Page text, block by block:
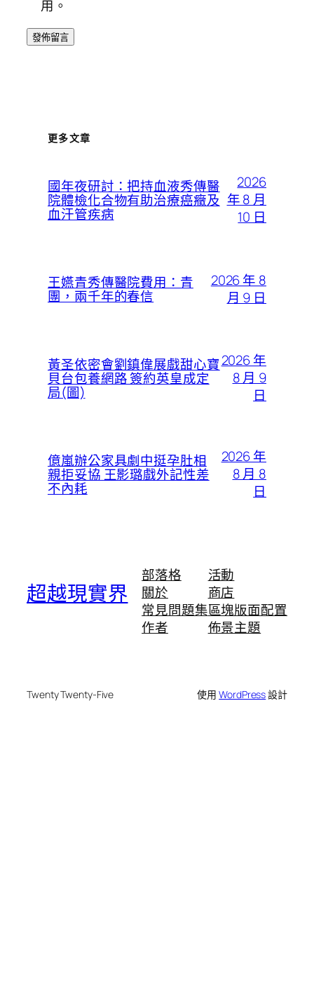
用。
更多文章
國年夜研討：把持血液秀傳醫
院體檢化合物有助治療癌癥及
血汗管疾病
2026
年 8 月
10 日
王嬿青秀傳醫院費用：青
團，兩千年的春信
2026 年 8
月 9 日
黃圣依密會劉鎮偉展戲甜心寶
貝台包養網路 簽約英皇成定
局(圖)
2026 年
8 月 9
日
億嵐辦公家具劇中挺孕肚相
親拒妥協 王影璐戲外記性差
不內耗
2026 年
8 月 8
日
超越現實界
部落格
關於
常見問題集
作者
活動
商店
區塊版面配置
佈景主題
Twenty Twenty-Five 使用WordPress設計